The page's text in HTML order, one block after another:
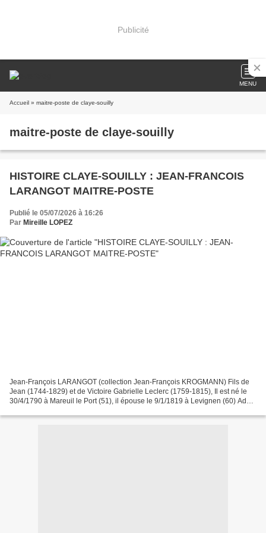
Publicité
MENU
Accueil » maitre-poste de claye-souilly
maitre-poste de claye-souilly
HISTOIRE CLAYE-SOUILLY : JEAN-FRANCOIS
LARANGOT MAITRE-POSTE
Publié le 05/07/2026 à 16:26
Par Mireille LOPEZ
Jean-François LARANGOT (collection Jean-François KROGMANN) Fils de
Jean (1744-1829) et de Victoire Gabrielle Leclerc (1759-1815), Il est né le
30/4/1790 à Mareuil le Port (51), il épouse le 9/1/1819 à Levignen (60) Adèle